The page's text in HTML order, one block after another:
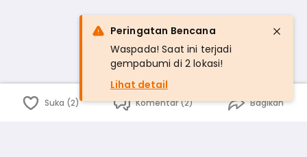
Suka (2) Komentar (2) Bagikan
Peringatan Bencana
Waspada! Saat ini terjadi
gempabumi di 2 lokasi!
Lihat detail